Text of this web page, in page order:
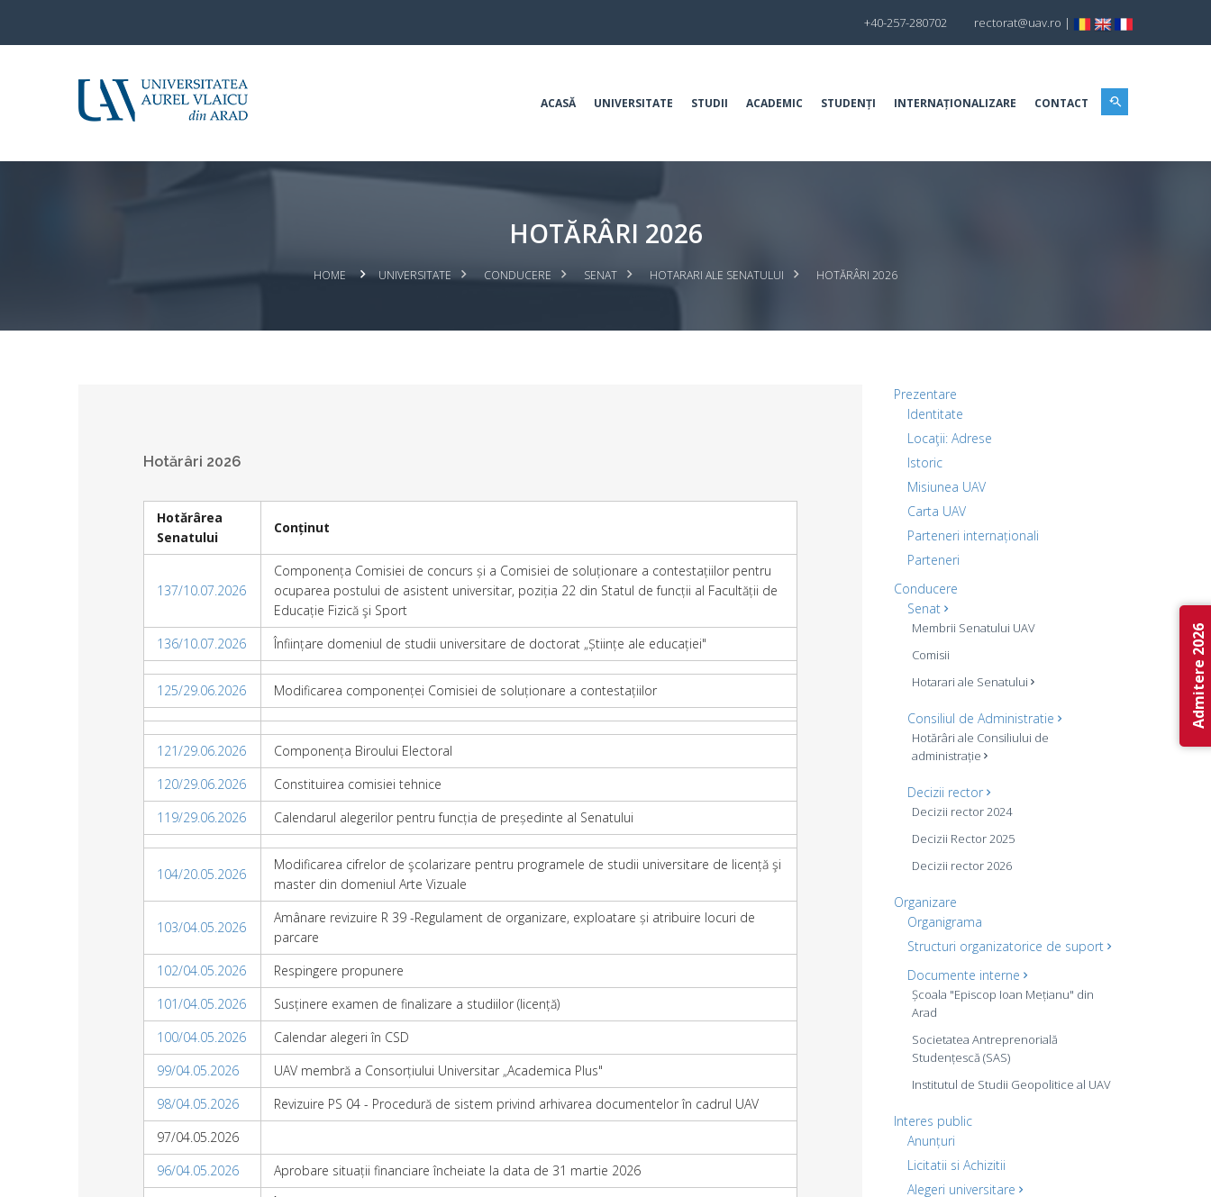
+40-257-280702 rectorat@uav.ro |
ACASĂ UNIVERSITATE STUDII ACADEMIC STUDENȚI INTERNAȚIONALIZARE CONTACT
HOTĂRÂRI 2026
HOME UNIVERSITATE CONDUCERE SENAT HOTARARI ALE SENATULUI HOTĂRÂRI 2026
Hotărâri 2026
Hotărârea
Senatului
Conținut
137/10.07.2026
Componența Comisiei de concurs și a Comisiei de soluționare a contestațiilor pentru
ocuparea postului de asistent universitar, poziția 22 din Statul de funcții al Facultății de
Educație Fizică şi Sport
136/10.07.2026
Înființare domeniul de studii universitare de doctorat „Științe ale educației"
125/29.06.2026 Modificarea componenței Comisiei de soluționare a contestațiilor
121/29.06.2026
Componența Biroului Electoral
120/29.06.2026
Constituirea comisiei tehnice
119/29.06.2026
Calendarul alegerilor pentru funcția de președinte al Senatului
104/20.05.2026
Modificarea cifrelor de şcolarizare pentru programele de studii universitare de licență şi
master din domeniul Arte Vizuale
103/04.05.2026
Amânare revizuire R 39 -Regulament de organizare, exploatare și atribuire locuri de
parcare
102/04.05.2026
Respingere propunere
101/04.05.2026
Susținere examen de finalizare a studiilor (licență)
100/04.05.2026
Calendar alegeri în CSD
99/04.05.2026
UAV membră a Consorțiului Universitar „Academica Plus"
98/04.05.2026
Revizuire PS 04 - Procedură de sistem privind arhivarea documentelor în cadrul UAV
97/04.05.2026
96/04.05.2026
Aprobare situații financiare încheiate la data de 31 martie 2026
Prezentare
Identitate
Locaţii: Adrese
Istoric
Misiunea UAV
Carta UAV
Parteneri internaționali
Parteneri
Conducere
Senat
Membrii Senatului UAV
Comisii
Hotarari ale Senatului
Consiliul de Administratie
Hotărâri ale Consiliului de
administrație
Decizii rector
Decizii rector 2024
Decizii Rector 2025
Decizii rector 2026
Organizare
Organigrama
Structuri organizatorice de suport
Documente interne
Școala "Episcop Ioan Mețianu" din
Arad
Societatea Antreprenorială
Studențescă (SAS)
Institutul de Studii Geopolitice al UAV
Interes public
Anunțuri
Licitatii si Achizitii
Alegeri universitare
Admitere 2026